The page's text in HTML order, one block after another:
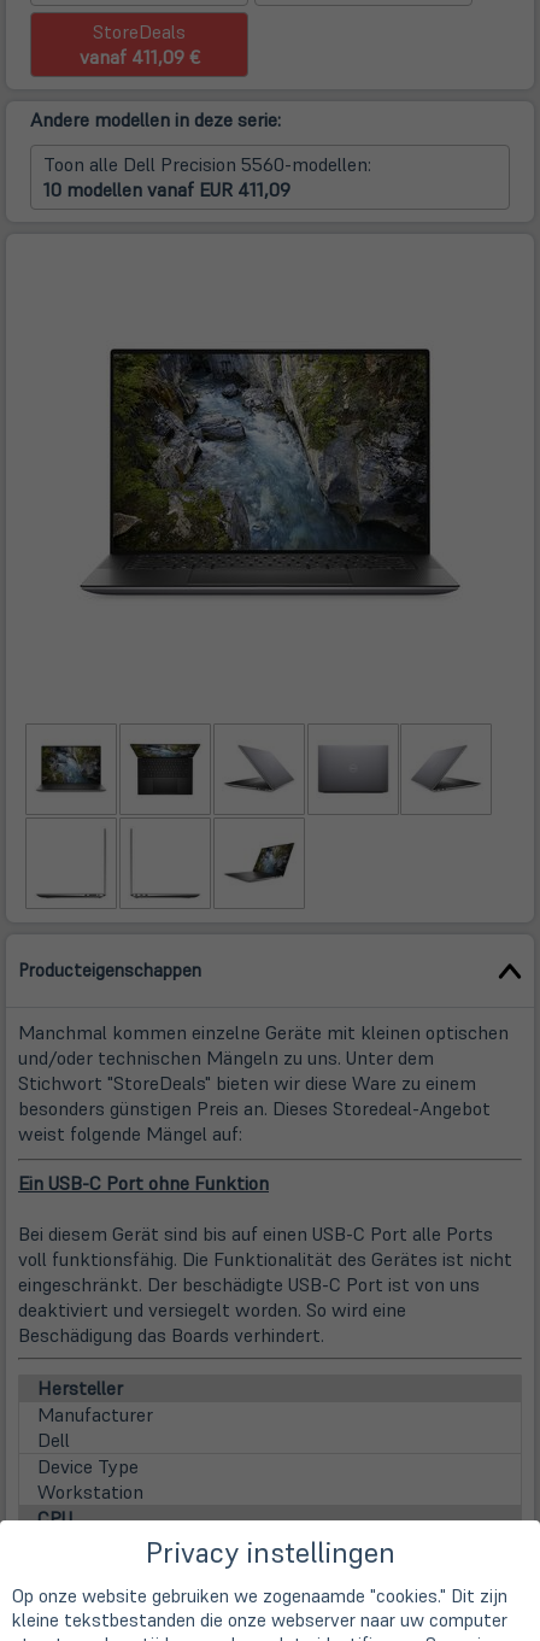
StoreDeals
vanaf 411,09 €
Andere modellen in deze serie:
Toon alle Dell Precision 5560-modellen:
10 modellen vanaf EUR 411,09
Producteigenschappen
Manchmal kommen einzelne Geräte mit kleinen optischen
und/oder technischen Mängeln zu uns. Unter dem
Stichwort "StoreDeals" bieten wir diese Ware zu einem
besonders günstigen Preis an. Dieses Storedeal-Angebot
weist folgende Mängel auf:
Ein USB-C Port ohne Funktion
Bei diesem Gerät sind bis auf einen USB-C Port alle Ports
voll funktionsfähig. Die Funktionalität des Gerätes ist nicht
eingeschränkt. Der beschädigte USB-C Port ist von uns
deaktiviert und versiegelt worden. So wird eine
Beschädigung das Boards verhindert.
Hersteller
Manufacturer
Dell
Device Type
Workstation
CPU
Intel Core i7-11850H (8x 2,50 GHz / 24MB Smart Cache
/ 45 Watt)
Family
Privacy instellingen
Op onze website gebruiken we zogenaamde "cookies." Dit zijn
kleine tekstbestanden die onze webserver naar uw computer